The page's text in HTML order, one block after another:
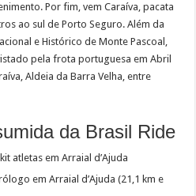
Por fim, vem Caraíva, pacata
ao sul de Porto Seguro. Além da
e Histórico de Monte Pascoal,
pela frota portuguesa em Abril
Aldeia da Barra Velha, entre
da Brasil Ride
atletas em Arraial d’Ajuda
em Arraial d’Ajuda (21,1 km e